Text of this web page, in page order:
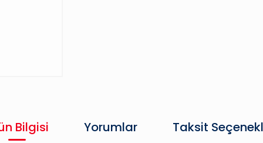
Bilgisi Yorumlar Taksit